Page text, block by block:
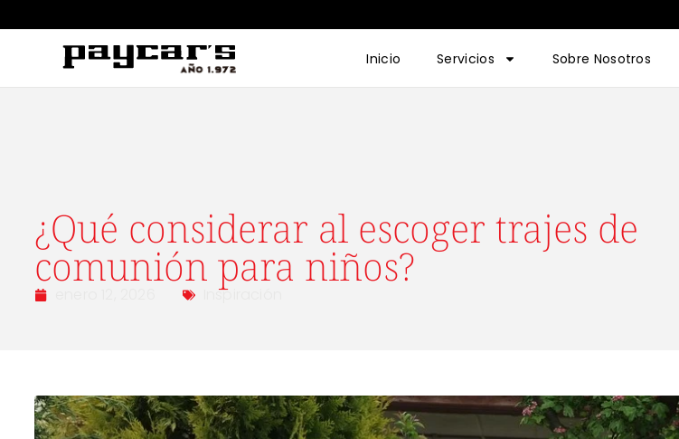
Inicio Servicios Sobre Nosotros
¿Qué considerar al escoger trajes de
comunión para niños?
Inspiración